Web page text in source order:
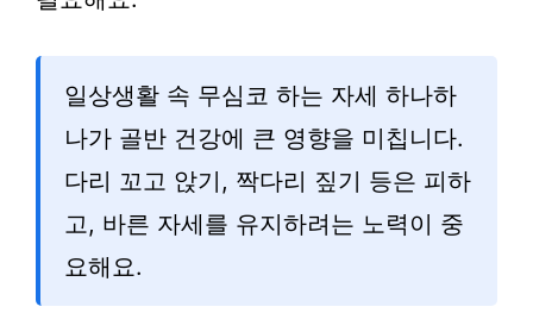
일상생활 속 무심코 하는 자세 하나하
나가 골반 건강에 큰 영향을 미칩니다.
다리 꼬고 앉기, 짝다리 짚기 등은 피하
고, 바른 자세를 유지하려는 노력이 중
요해요.